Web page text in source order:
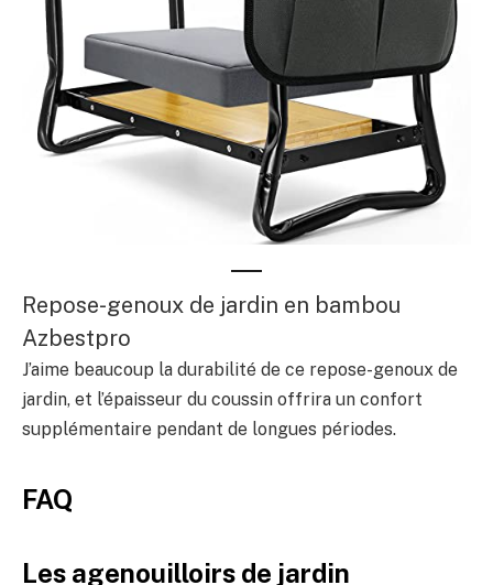
Repose-genoux de jardin en bambou
Azbestpro
J’aime beaucoup la durabilité de ce repose-genoux de
jardin, et l’épaisseur du coussin offrira un confort
supplémentaire pendant de longues périodes.
FAQ
Les agenouilloirs de jardin